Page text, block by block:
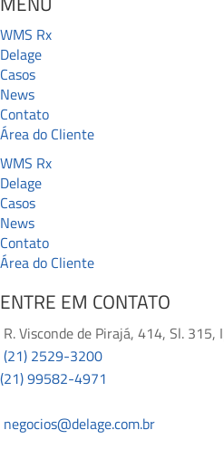
WMS Rx
Delage
Casos
News
Contato
Área do Cliente
WMS Rx
Delage
Casos
News
Contato
Área do Cliente
ENTRE EM CONTATO
R. Visconde de Pirajá, 414, Sl. 315,
(21) 2529-3200
(21) 99582-4971
negocios@delage.com.br